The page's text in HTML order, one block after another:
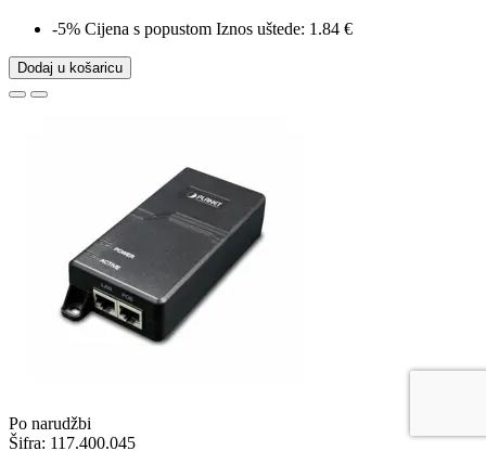
-5% Cijena s popustom Iznos uštede: 1.84 €
Dodaj u košaricu
Po narudžbi
Šifra: 117.400.045